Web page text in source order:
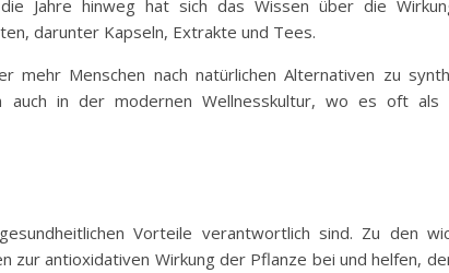
Jahre hinweg hat sich das Wissen über die
darunter Kapseln, Extrakte und Tees.
Menschen nach natürlichen Alternativen zu
auch in der modernen Wellnesskultur, wo es oft als
Vorteile verantwortlich sind. Zu den
zur antioxidativen Wirkung der Pflanze bei und helfen,